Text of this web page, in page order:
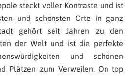
steckt voller Kontraste und ist
und schönsten Orte in ganz
gehört seit Jahren zu den
der Welt und ist die perfekte
und schönen
Plätzen zum Verweilen. On top